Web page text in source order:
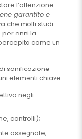
l’attenzione
garantito e
che molti studi
anni la
come un
sanificazione
elementi chiave:
negli
controlli);
assegnate;